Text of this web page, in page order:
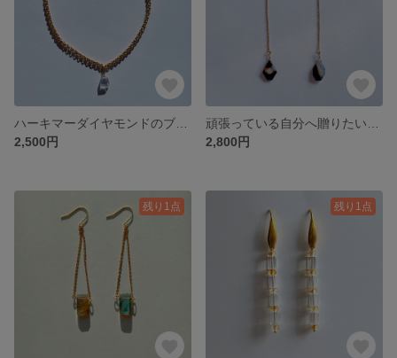
2,500円
2,800円
残り1点 残り1点